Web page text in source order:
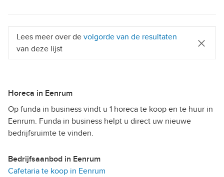
Lees meer over de volgorde van de resultaten
van deze lijst
Horeca in Eenrum
Op funda in business vindt u 1 horeca te koop en te huur in
Eenrum. Funda in business helpt u direct uw nieuwe
bedrijfsruimte te vinden.
Bedrijfsaanbod in Eenrum
Cafetaria te koop in Eenrum